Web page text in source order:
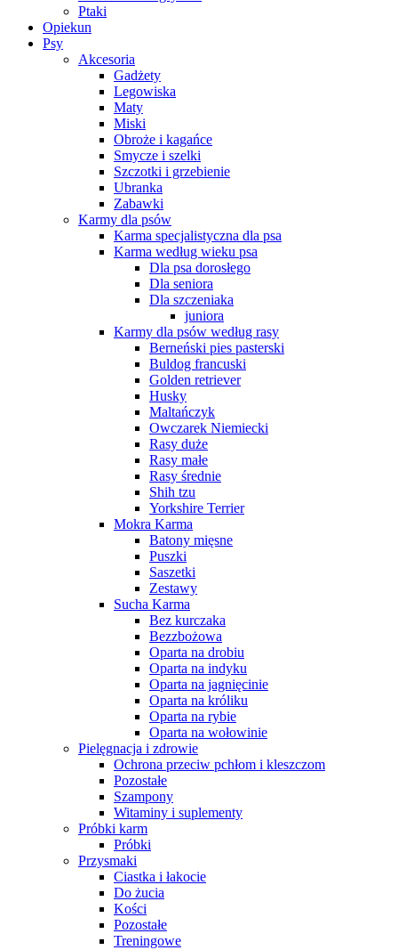
Ptaki
Opiekun
Psy
Akcesoria
Gadżety
Legowiska
Maty
Miski
Obroże i kagańce
Smycze i szelki
Szczotki i grzebienie
Ubranka
Zabawki
Karmy dla psów
Karma specjalistyczna dla psa
Karma według wieku psa
Dla psa dorosłego
Dla seniora
Dla szczeniaka
juniora
Karmy dla psów według rasy
Berneński pies pasterski
Buldog francuski
Golden retriever
Husky
Maltańczyk
Owczarek Niemiecki
Rasy duże
Rasy małe
Rasy średnie
Shih tzu
Yorkshire Terrier
Mokra Karma
Batony mięsne
Puszki
Saszetki
Zestawy
Sucha Karma
Bez kurczaka
Bezzbożowa
Oparta na drobiu
Oparta na indyku
Oparta na jagnięcinie
Oparta na króliku
Oparta na rybie
Oparta na wołowinie
Pielęgnacja i zdrowie
Ochrona przeciw pchłom i kleszczom
Pozostałe
Szampony
Witaminy i suplementy
Próbki karm
Próbki
Przysmaki
Ciastka i łakocie
Do żucia
Kości
Pozostałe
Treningowe